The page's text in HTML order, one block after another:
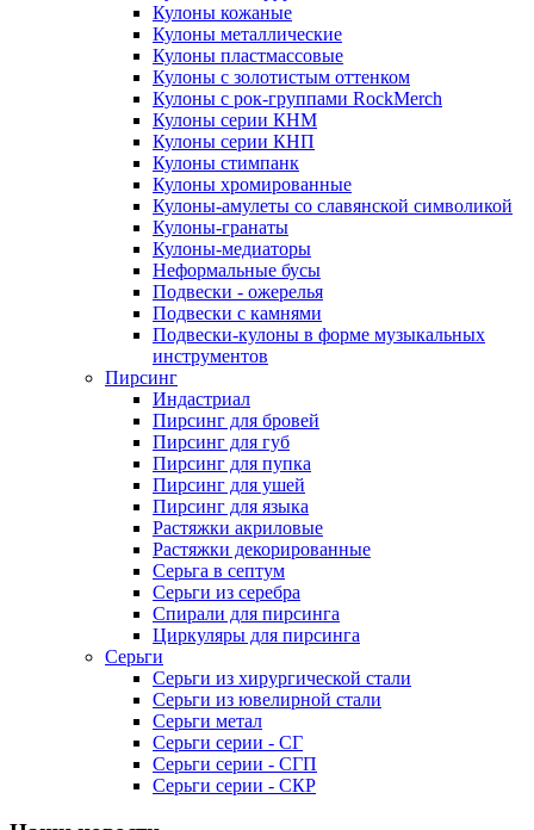
Кулоны кожаные
Кулоны металлические
Кулоны пластмассовые
Кулоны с золотистым оттенком
Кулоны с рок-группами RockMerch
Кулоны серии КНМ
Кулоны серии КНП
Кулоны стимпанк
Кулоны хромированные
Кулоны-амулеты со славянской символикой
Кулоны-гранаты
Кулоны-медиаторы
Неформальные бусы
Подвески - ожерелья
Подвески с камнями
Подвески-кулоны в форме музыкальных
инструментов
Пирсинг
Индастриал
Пирсинг для бровей
Пирсинг для губ
Пирсинг для пупка
Пирсинг для ушей
Пирсинг для языка
Растяжки акриловые
Растяжки декорированные
Серьга в септум
Серьги из серебра
Спирали для пирсинга
Циркуляры для пирсинга
Серьги
Серьги из хирургической стали
Серьги из ювелирной стали
Серьги метал
Серьги серии - СГ
Серьги серии - СГП
Серьги серии - СКР